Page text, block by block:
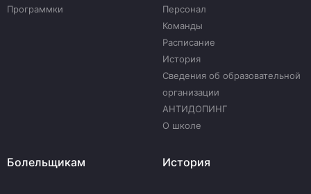
Программки
Персонал
Команды
Расписание
История
Сведения об образовательной
организации
АНТИДОПИНГ
О школе
Болельщикам История